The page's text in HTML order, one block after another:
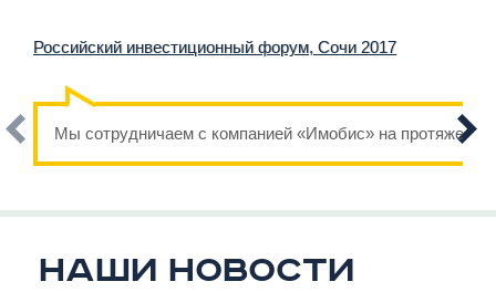
Российский инвестиционный форум, Сочи 2017
Мы сотрудничаем с компанией «Имобис» на
Наши новости